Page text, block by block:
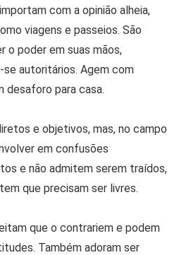
com a opinião alheia,
viagens e passeios. São
o poder em suas mãos,
autoritários. Agem com
desaforo para casa.
e objetivos, mas, no campo
em confusões
e não admitem serem traídos,
que precisam ser livres.
que o contrariem e podem
Também adoram ser